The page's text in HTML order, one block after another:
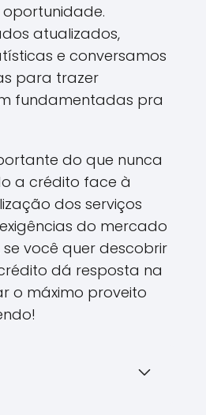
atualizados,
e conversamos
para trazer
fundamentadas pra
do que nunca
a crédito face à
dos serviços
do mercado
se você quer descobrir
dá resposta na
o máximo proveito